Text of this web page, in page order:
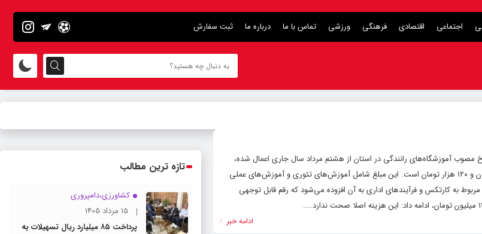
اجتماعی اقتصادی فرهنگی ورزشی تماس با ما درباره ما ثبت سفارش
مصوب آموزشگاه‌های رانندگی در استان از هشتم مرداد سال جاری اعمال شده،
اظهار کرد: هزینه صدور گواهینامه پایه سه در حال حاضر هفت میلیون و ۱۲۰ هزار تومان است. این مبلغ شامل آموزش‌های تئوری و آموزش‌های عملی
به کارتکس و فرآیندهای اداری به آن افزوده می‌شود که رقم قابل‌ توجهی
ادامه خبر
تازه ترین مطالب
کشاورزی،دامپروری
15 مرداد 1405
پرداخت ۸۵ میلیارد ریال تسهیلات به